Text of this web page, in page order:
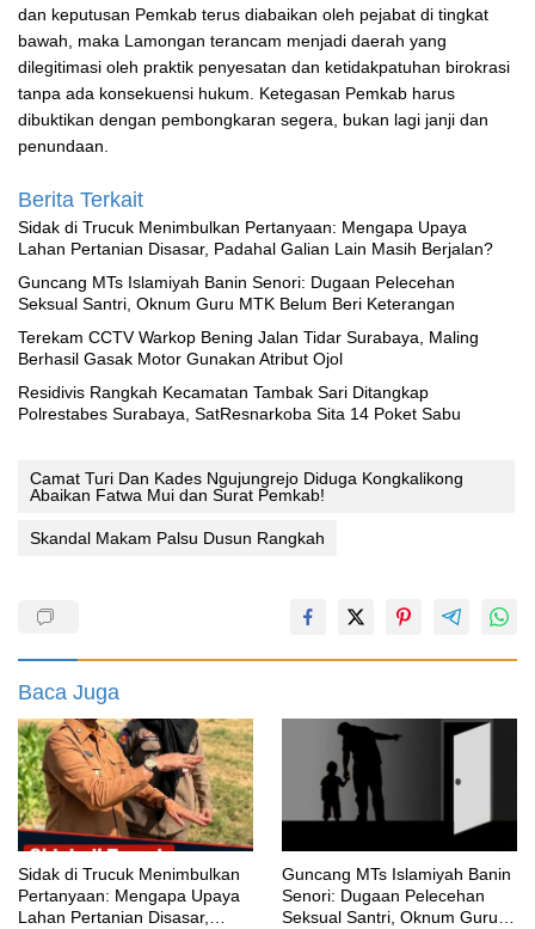
dan keputusan Pemkab terus diabaikan oleh pejabat di tingkat
bawah, maka Lamongan terancam menjadi daerah yang
dilegitimasi oleh praktik penyesatan dan ketidakpatuhan birokrasi
tanpa ada konsekuensi hukum. Ketegasan Pemkab harus
dibuktikan dengan pembongkaran segera, bukan lagi janji dan
penundaan.
Berita Terkait
‎Sidak di Trucuk Menimbulkan Pertanyaan: Mengapa Upaya
Lahan Pertanian Disasar, Padahal Galian Lain Masih Berjalan?
Guncang MTs Islamiyah Banin Senori: Dugaan Pelecehan
Seksual Santri, Oknum Guru MTK Belum Beri Keterangan
Terekam CCTV Warkop Bening Jalan Tidar Surabaya, Maling
Berhasil Gasak Motor Gunakan Atribut Ojol
Residivis Rangkah Kecamatan Tambak Sari Ditangkap
Polrestabes Surabaya, SatResnarkoba Sita 14 Poket Sabu
Camat Turi Dan Kades Ngujungrejo Diduga Kongkalikong
Abaikan Fatwa Mui dan Surat Pemkab!
Skandal Makam Palsu Dusun Rangkah
Baca Juga
‎Sidak di Trucuk Menimbulkan
Pertanyaan: Mengapa Upaya
Lahan Pertanian Disasar,
Guncang MTs Islamiyah Banin
Senori: Dugaan Pelecehan
Seksual Santri, Oknum Guru